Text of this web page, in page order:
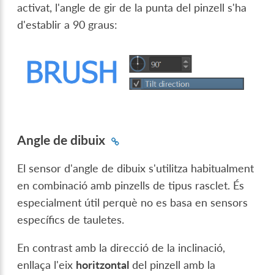
activat, l'angle de gir de la punta del pinzell s'ha
d'establir a 90 graus:
Angle de dibuix
El sensor d'angle de dibuix s'utilitza habitualment
en combinació amb pinzells de tipus rasclet. És
especialment útil perquè no es basa en sensors
específics de tauletes.
En contrast amb la direcció de la inclinació,
enllaça l'eix horitzontal del pinzell amb la